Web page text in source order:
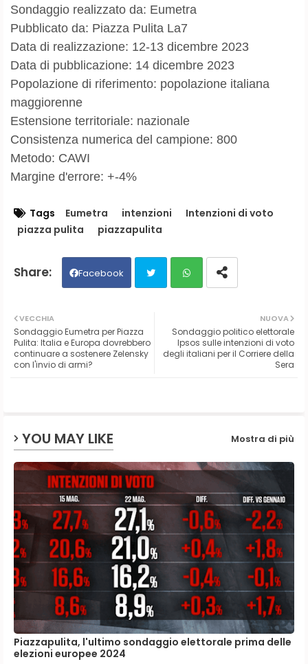
Sondaggio realizzato da: Eumetra
Pubblicato da: Piazza Pulita La7
Data di realizzazione: 12-13 dicembre 2023
Data di pubblicazione: 14 dicembre 2023
Popolazione di riferimento: popolazione italiana
maggiorenne
Estensione territoriale: nazionale
Consistenza numerica del campione: 800
Metodo: CAWI
Margine d'errore: +-4%
Tags Eumetra intenzioni
Intenzioni di voto
piazza pulita
piazzapulita
Facebook
ats
NUOVA
Sondaggio politico elettorale
Ipsos sulle intenzioni di voto
degli italiani per il Corriere della
Sera
VECCHIA
Sondaggio Eumetra per Piazza
Pulita: Italia e Europa dovrebbero
continuare a sostenere Zelensky
con l'invio di armi?
YOU MAY LIKE Mostra di più
Piazzapulita, l'ultimo sondaggio elettorale prima delle
elezioni europee 2024